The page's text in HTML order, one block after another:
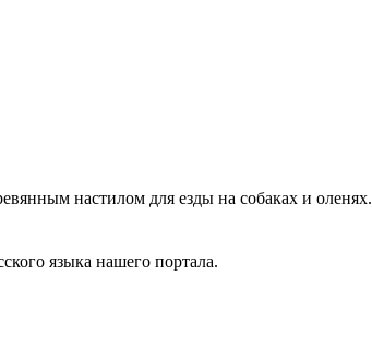
настилом для езды на собаках и оленях.
языка нашего портала.